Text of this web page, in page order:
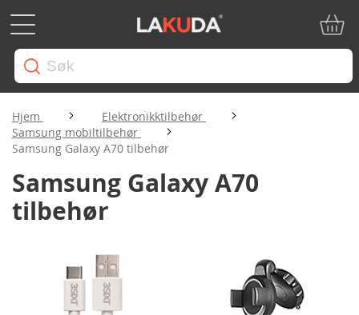
Hjem
Elektronikktilbehør
Samsung mobiltilbehør
Samsung Galaxy A70 tilbehør
Samsung Galaxy A70
tilbehør